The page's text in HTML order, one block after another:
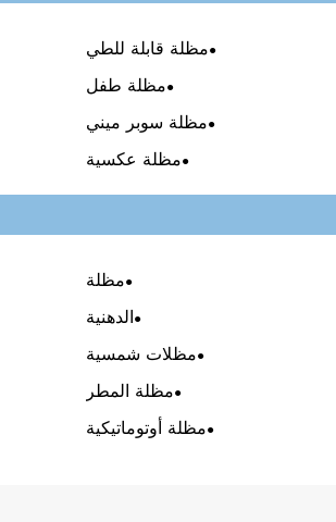
مظلة قابلة للطي
مظلة طفل
مظلة سوبر ميني
مظلة عكسية
مظلة
الدهنية
مظلات شمسية
مظلة المطر
مظلة أوتوماتيكية